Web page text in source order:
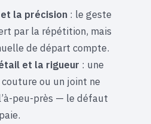
la précision : le geste
par la répétition, mais
de départ compte.
et la rigueur : une
ou un joint ne
peu-près — le défaut